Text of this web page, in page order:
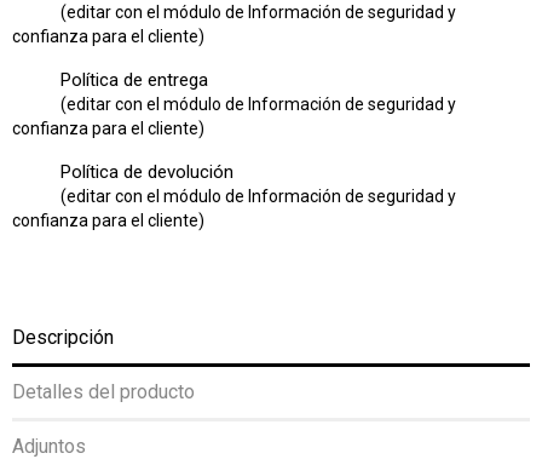
(editar con el módulo de Información de seguridad y
confianza para el cliente)
Política de entrega
(editar con el módulo de Información de seguridad y
confianza para el cliente)
Política de devolución
(editar con el módulo de Información de seguridad y
confianza para el cliente)
Descripción
Detalles del producto
Adjuntos